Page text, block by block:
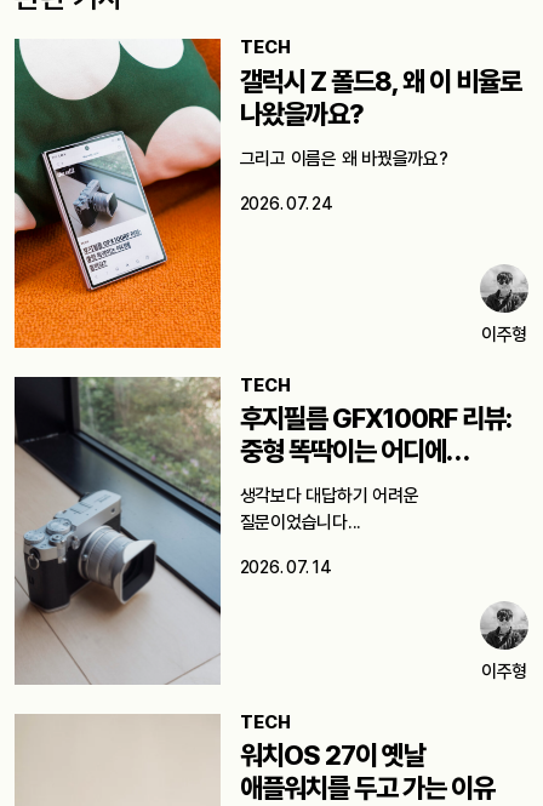
TECH
갤럭시 Z 폴드8, 왜 이 비율로
나왔을까요?
그리고 이름은 왜 바꿨을까요?
2026. 07. 24
이주형
TECH
후지필름 GFX100RF 리뷰:
중형 똑딱이는 어디에
쓸까요?
생각보다 대답하기 어려운
질문이었습니다...
2026. 07. 14
이주형
TECH
워치OS 27이 옛날
애플워치를 두고 가는 이유